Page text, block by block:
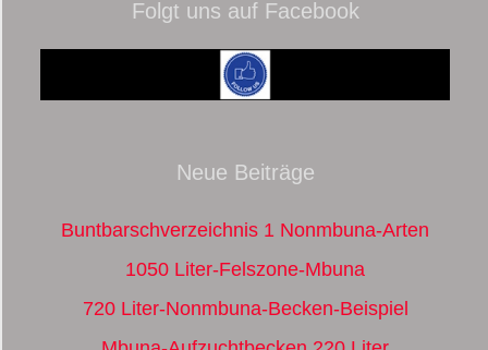
Folgt uns auf Facebook
Neue Beiträge
Buntbarschverzeichnis 1 Nonmbuna-Arten
1050 Liter-Felszone-Mbuna
720 Liter-Nonmbuna-Becken-Beispiel